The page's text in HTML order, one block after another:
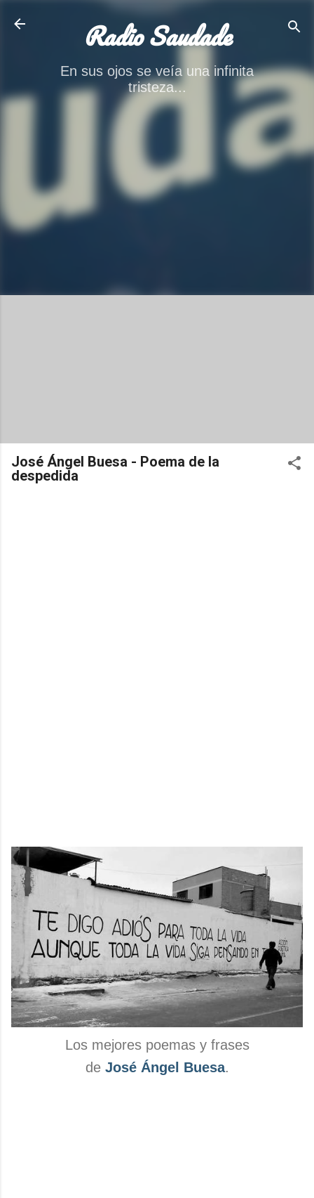
Radio Saudade
En sus ojos se veía una infinita
tristeza...
José Ángel Buesa - Poema de la
despedida
Los mejores poemas y frases
de José Ángel Buesa.